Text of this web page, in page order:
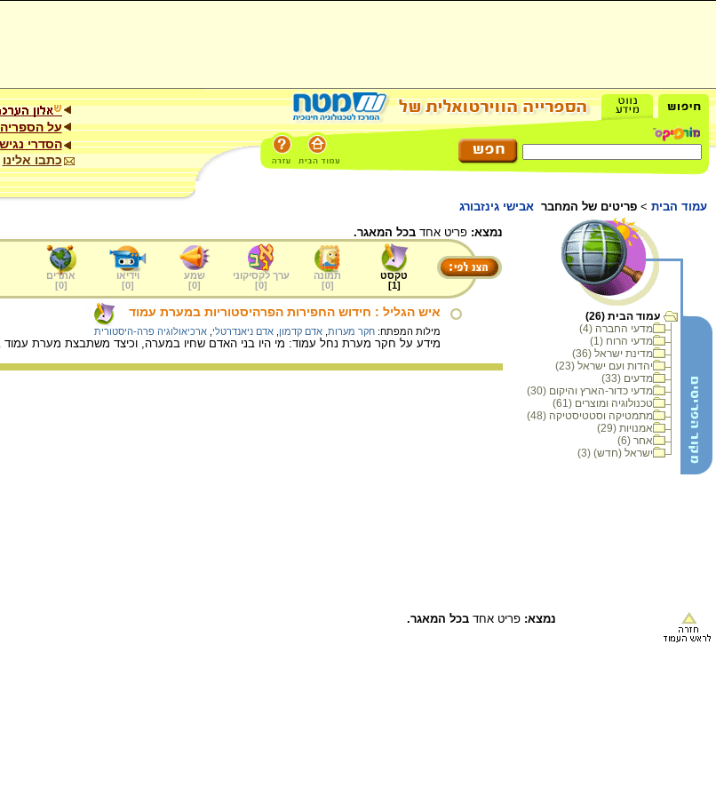
על הספריה
הסדרי
כתבו אלינו
עמוד הבית > פריטים של המחבר אבישי גינזבורג
עמוד הבית (26)
מדעי החברה (4)
מדעי הרוח (1)
מדינת ישראל (36)
יהדות ועם ישראל (23)
מדעים (33)
מדעי כדור-הארץ והיקום (30)
טכנולוגיה ומוצרים (61)
מתמטיקה וסטטיסטיקה (48)
אמנויות (29)
אחר (6)
ישראל (חדש) (3)
נמצא: פריט אחד בכל המאגר.
טקסט
[
1
]
תמונה
[
0
]
ערך לקסיקוני
[
0
]
שמע
[
0
]
וידיאו
[
0
]
אתרים
[
0
]
איש הגליל : חידוש החפירות הפרהיסטוריות במערת עמוד
מילות המפתח: חקר מערות אדם קדמון אדם ניאנדרטלי ארכיאולוגיה פרה-היסטורית
מידע על חקר מערת נחל עמוד: מי היו בני האדם שחיו במערה, וכיצד משתבצת מערת עמוד
נמצא: פריט אחד בכל המאגר.